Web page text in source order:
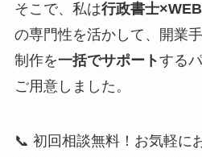
そこで、私は行政書士
の専門性を活かして、開業
制作を一括でサポートする
ご用意しました。
📞 初回相談無料！お気軽に